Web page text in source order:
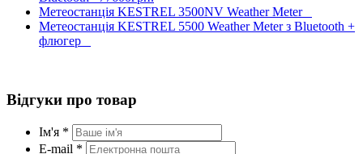
Метеостанція KESTREL 3500NV Weather Meter
Метеостанція KESTREL 5500 Weather Meter з Bluetooth +
флюгер
Відгуки про товар
Ім'я *
E-mail *